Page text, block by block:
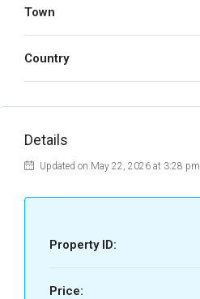
Town
Country
Details
Updated on May 22, 2026 at 3:28 pm
Property ID:
Price: